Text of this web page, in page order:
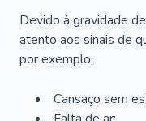
Devido à gravidade
atento aos sinais de
por exemplo:
Cansaço sem